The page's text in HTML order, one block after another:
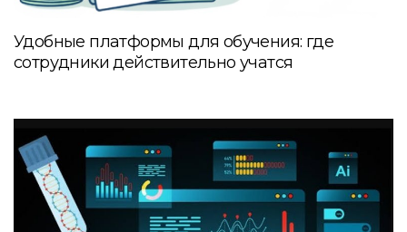
Удобные платформы для обучения: где
сотрудники действительно учатся